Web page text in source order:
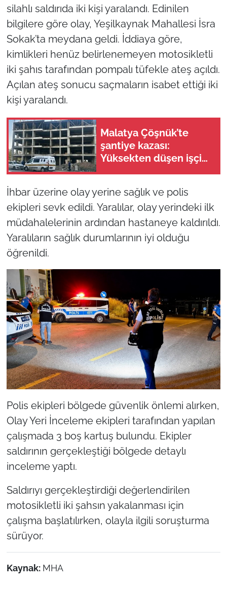
silahlı saldırıda iki kişi yaralandı. Edinilen
bilgilere göre olay, Yeşilkaynak Mahallesi İsra
Sokak’ta meydana geldi. İddiaya göre,
kimlikleri henüz belirlenemeyen motosikletli
iki şahıs tarafından pompalı tüfekle ateş açıldı.
Açılan ateş sonucu saçmaların isabet ettiği iki
kişi yaralandı.
Malatya Çöşnük’te
şantiye kazası:
Yüksekten düşen işçi
İhbar üzerine olay yerine sağlık ve polis
ekipleri sevk edildi. Yaralılar, olay yerindeki ilk
müdahalelerinin ardından hastaneye kaldırıldı.
Yaralıların sağlık durumlarının iyi olduğu
öğrenildi.
Polis ekipleri bölgede güvenlik önlemi alırken,
Olay Yeri İnceleme ekipleri tarafından yapılan
çalışmada 3 boş kartuş bulundu. Ekipler
saldırının gerçekleştiği bölgede detaylı
inceleme yaptı.
Saldırıyı gerçekleştirdiği değerlendirilen
motosikletli iki şahsın yakalanması için
çalışma başlatılırken, olayla ilgili soruşturma
sürüyor.
Kaynak: MHA